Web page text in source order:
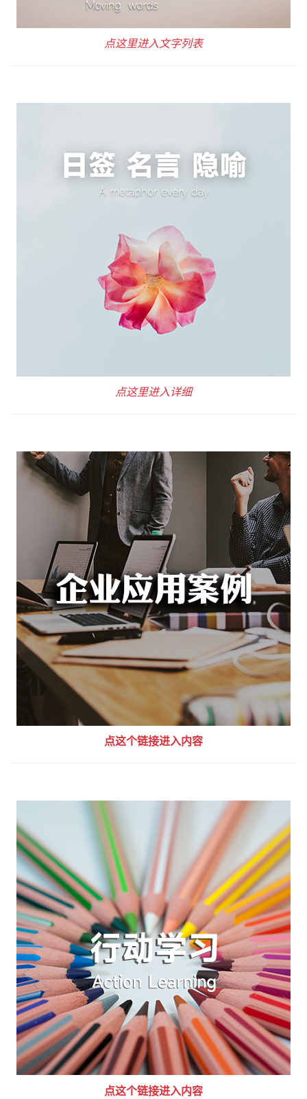
点这里进入文字列表
点这里进入详细
点这个链接进入内容
点这个链接进入内容